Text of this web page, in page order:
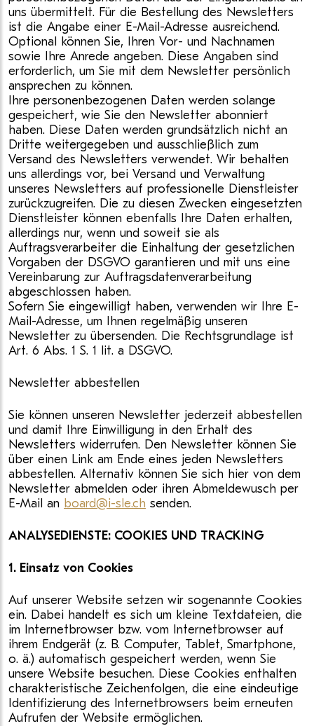
uns übermittelt. Für die Bestellung des Newsletters
ist die Angabe einer E-Mail-Adresse ausreichend.
Optional können Sie, Ihren Vor- und Nachnamen
sowie Ihre Anrede angeben. Diese Angaben sind
erforderlich, um Sie mit dem Newsletter persönlich
ansprechen zu können.
Ihre personenbezogenen Daten werden solange
gespeichert, wie Sie den Newsletter abonniert
haben. Diese Daten werden grundsätzlich nicht an
Dritte weitergegeben und ausschließlich zum
Versand des Newsletters verwendet. Wir behalten
uns allerdings vor, bei Versand und Verwaltung
unseres Newsletters auf professionelle Dienstleister
zurückzugreifen. Die zu diesen Zwecken eingesetzten
Dienstleister können ebenfalls Ihre Daten erhalten,
allerdings nur, wenn und soweit sie als
Auftragsverarbeiter die Einhaltung der gesetzlichen
Vorgaben der DSGVO garantieren und mit uns eine
Vereinbarung zur Auftragsdatenverarbeitung
abgeschlossen haben.
Sofern Sie eingewilligt haben, verwenden wir Ihre E-
Mail-Adresse, um Ihnen regelmäßig unseren
Newsletter zu übersenden. Die Rechtsgrundlage ist
Art. 6 Abs. 1 S. 1 lit. a DSGVO.
Newsletter abbestellen
Sie können unseren Newsletter jederzeit abbestellen
und damit Ihre Einwilligung in den Erhalt des
Newsletters widerrufen. Den Newsletter können Sie
über einen Link am Ende eines jeden Newsletters
abbestellen. Alternativ können Sie sich hier von dem
Newsletter abmelden oder ihren Abmeldewusch per
E-Mail an board@i-sle.ch senden.
ANALYSEDIENSTE: COOKIES UND TRACKING
1. Einsatz von Cookies
Auf unserer Website setzen wir sogenannte Cookies
ein. Dabei handelt es sich um kleine Textdateien, die
im Internetbrowser bzw. vom Internetbrowser auf
ihrem Endgerät (z. B. Computer, Tablet, Smartphone,
o. ä.) automatisch gespeichert werden, wenn Sie
unsere Website besuchen. Diese Cookies enthalten
charakteristische Zeichenfolgen, die eine eindeutige
Identifizierung des Internetbrowsers beim erneuten
Aufrufen der Website ermöglichen.